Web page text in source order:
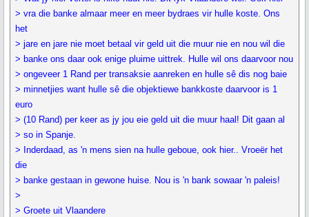
> vra die banke almaar meer en meer bydraes vir hulle koste. Ons
het
> jare en jare nie moet betaal vir geld uit die muur nie en nou wil die
> banke ons daar ook enige pluime uittrek. Hulle wil ons daarvoor nou
> ongeveer 1 Rand per transaksie aanreken en hulle sê dis nog baie
> minnetjies want hulle sê die objektiewe bankkoste daarvoor is 1
euro
> (10 Rand) per keer as jy jou eie geld uit die muur haal! Dit gaan al
> so in Spanje.
> Inderdaad, as 'n mens sien na hulle geboue, ook hier.. Vroeër het
die
> banke gestaan in gewone huise. Nou is 'n bank sowaar 'n paleis!
>
> Groete uit Vlaandere